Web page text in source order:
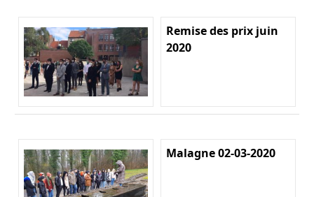
Remise des prix juin
2020
Malagne 02-03-2020